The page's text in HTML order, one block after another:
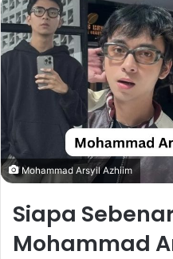
email
Mohammad Arsyil Azhiim
Siapa
Mohammad